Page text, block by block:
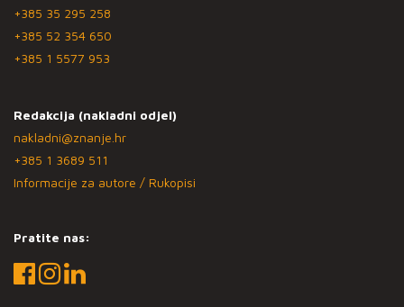
+385 35 295 258
+385 52 354 650
+385 1 5577 953
Redakcija (nakladni odjel)
nakladni@znanje.hr
+385 1 3689 511
Informacije za autore / Rukopisi
Pratite nas: